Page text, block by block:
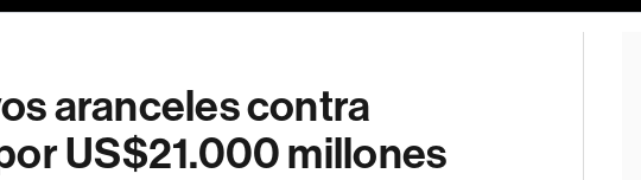
aranceles contra
US$21.000 millones